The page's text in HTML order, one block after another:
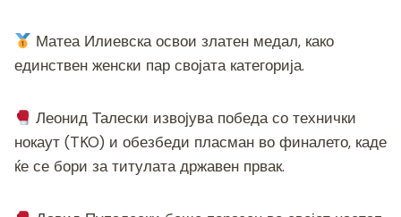
Матеа Илиевска освои златен медал, како
единствен женски пар својата категорија.
Леонид Талески извојува победа со технички
нокаут (TKO) и обезбеди пласман во финалето, каде
ќе се бори за титулата државен првак.